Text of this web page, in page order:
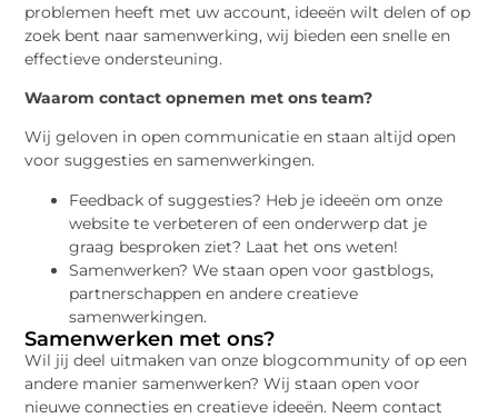
problemen heeft met uw account, ideeën wilt delen of op
zoek bent naar samenwerking, wij bieden een snelle en
effectieve ondersteuning.
Waarom contact opnemen met ons team?
Wij geloven in open communicatie en staan altijd open
voor suggesties en samenwerkingen.
Feedback of suggesties? Heb je ideeën om onze
website te verbeteren of een onderwerp dat je
graag besproken ziet? Laat het ons weten!
Samenwerken? We staan open voor gastblogs,
partnerschappen en andere creatieve
samenwerkingen.
Samenwerken met ons?
Wil jij deel uitmaken van onze blogcommunity of op een
andere manier samenwerken? Wij staan open voor
nieuwe connecties en creatieve ideeën. Neem contact